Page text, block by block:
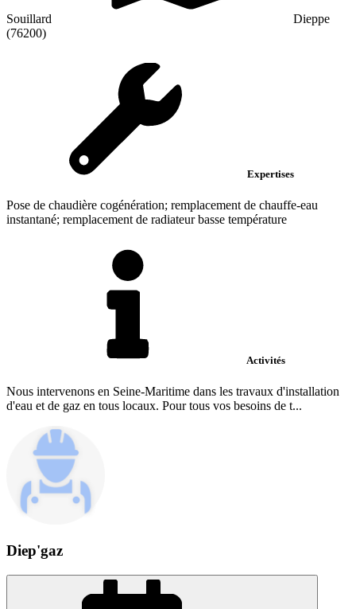
Souillard
Dieppe
(76200)
Expertises
Pose de chaudière cogénération; remplacement de chauffe-eau
instantané; remplacement de radiateur basse température
Activités
Nous intervenons en Seine-Maritime dans les travaux d'installation
d'eau et de gaz en tous locaux. Pour tous vos besoins de t...
Diep'gaz